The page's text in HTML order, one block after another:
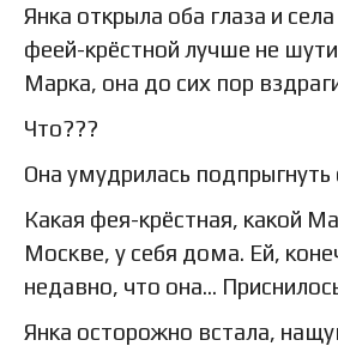
Янка открыла оба глаза и
феей-крёстной лучше не
Марка, она до сих пор
Что???
Она умудрилась подпрыгнуть
Какая фея-крёстная, какой
Москве, у себя дома. Ей,
недавно, что она…
Янка осторожно встала,